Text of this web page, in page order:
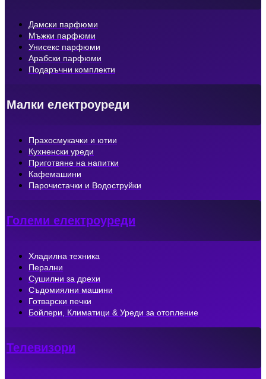
Дамски парфюми
Мъжки парфюми
Унисекс парфюми
Арабски парфюми
Подаръчни комплекти
Малки електроуреди
Прахосмукачки и ютии
Кухненски уреди
Приготвяне на напитки
Кафемашини
Парочистачки и Водоструйки
Големи електроуреди
Хладилна техника
Перални
Сушилни за дрехи
Съдомиялни машини
Готварски печки
Бойлери, Климатици & Уреди за отопление
Телевизори